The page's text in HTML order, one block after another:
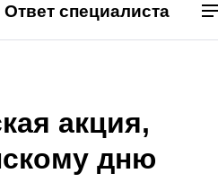
Ответ специалиста
акция,
дню